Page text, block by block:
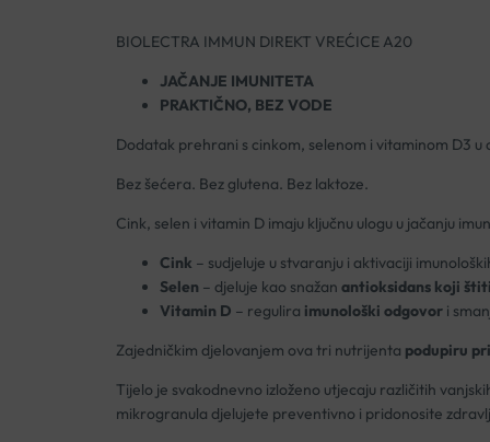
BIOLECTRA IMMUN DIREKT VREĆICE A20
JAČANJE IMUNITETA
PRAKTIČNO, BEZ VODE
Dodatak prehrani s cinkom, selenom i vitaminom D3
Bez šećera. Bez glutena. Bez laktoze.
Cink, selen i vitamin D imaju ključnu ulogu u jačanju
Cink – sudjeluje u stvaranju i aktivaciji
Selen – djeluje kao snažan antioksidans koji
Vitamin D – regulira imunološki odgovori
Zajedničkim djelovanjem ova tri nutrijenta podupiru
Tijelo je svakodnevno izloženo utjecaju različitih
mikrogranula djelujete preventivno i pridonosite